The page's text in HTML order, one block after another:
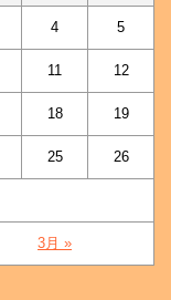
3月 »
4 5
11 12
18 19
25 26